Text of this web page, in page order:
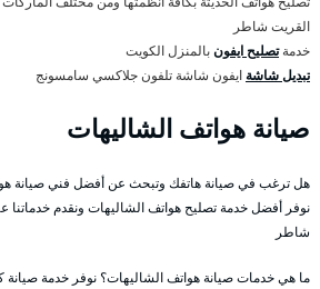
القريت شاطر
خدمةتصليح ايفونبالمنزل الكويت
تبديل شاشة ايفون شاشة تلفون جلاكسي سامسونج
صيانة هواتف الشاليهات
هل ترغب في صيانة هاتفك وتبحث عن أفضل فني صيانة
نوفر أفضل خدمة تصليح هواتف الشاليهات ونقدم خدماتنا
شاطر
ما هي خدمات صيانة هواتف الشاليهات؟ نوفر خدمة صيانة